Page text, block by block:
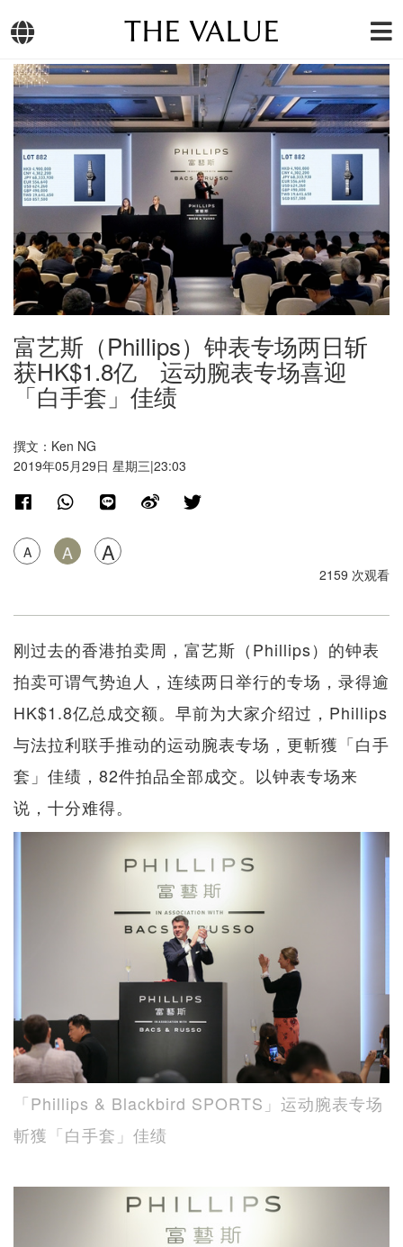
THE VALUE
富艺斯（Phillips）钟表专场两日斩
获HK$1.8亿 运动腕表专场喜迎
「白手套」佳绩
撰文：Ken NG
2019年05月29日 星期三|23:03
A A A
2159 次观看
刚过去的香港拍卖周，富艺斯（Phillips）的钟表
拍卖可谓气势迫人，连续两日举行的专场，录得逾
HK$1.8亿总成交额。早前为大家介绍过，Phillips
与法拉利联手推动的运动腕表专场，更斬獲「白手
套」佳绩，82件拍品全部成交。以钟表专场来
说，十分难得。
「Phillips & Blackbird SPORTS」运动腕表专场
斬獲「白手套」佳绩